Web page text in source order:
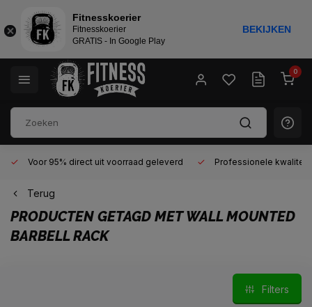
0
Voor 95% direct uit voorraad geleverd Professionele kwaliteit
Terug
PRODUCTEN GETAGD MET WALL MOUNTED
BARBELL RACK
Filters
Fitnesskoerier
Fitnesskoerier
GRATIS - In Google Play
BEKIJKEN